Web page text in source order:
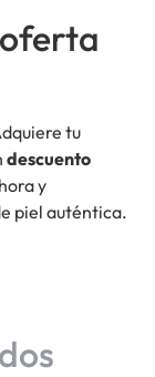
tu
descuento
y
piel auténtica.